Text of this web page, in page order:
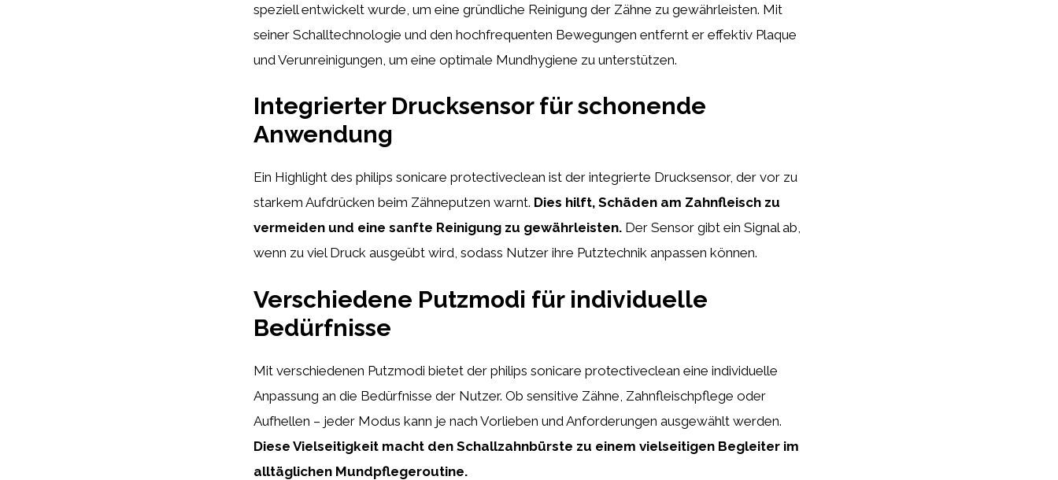
speziell entwickelt wurde, um eine gründliche Reinigung der Zähne zu gewährleisten. Mit
seiner Schalltechnologie und den hochfrequenten Bewegungen entfernt er effektiv Plaque
und Verunreinigungen, um eine optimale Mundhygiene zu unterstützen.
Integrierter Drucksensor für schonende
Anwendung
Ein Highlight des philips sonicare protectiveclean ist der integrierte Drucksensor, der vor zu
starkem Aufdrücken beim Zähneputzen warnt. Dies hilft, Schäden am Zahnfleisch zu
vermeiden und eine sanfte Reinigung zu gewährleisten. Der Sensor gibt ein Signal ab,
wenn zu viel Druck ausgeübt wird, sodass Nutzer ihre Putztechnik anpassen können.
Verschiedene Putzmodi für individuelle
Bedürfnisse
Mit verschiedenen Putzmodi bietet der philips sonicare protectiveclean eine individuelle
Anpassung an die Bedürfnisse der Nutzer. Ob sensitive Zähne, Zahnfleischpflege oder
Aufhellen – jeder Modus kann je nach Vorlieben und Anforderungen ausgewählt werden.
Diese Vielseitigkeit macht den Schallzahnbürste zu einem vielseitigen Begleiter im
alltäglichen Mundpflegeroutine.